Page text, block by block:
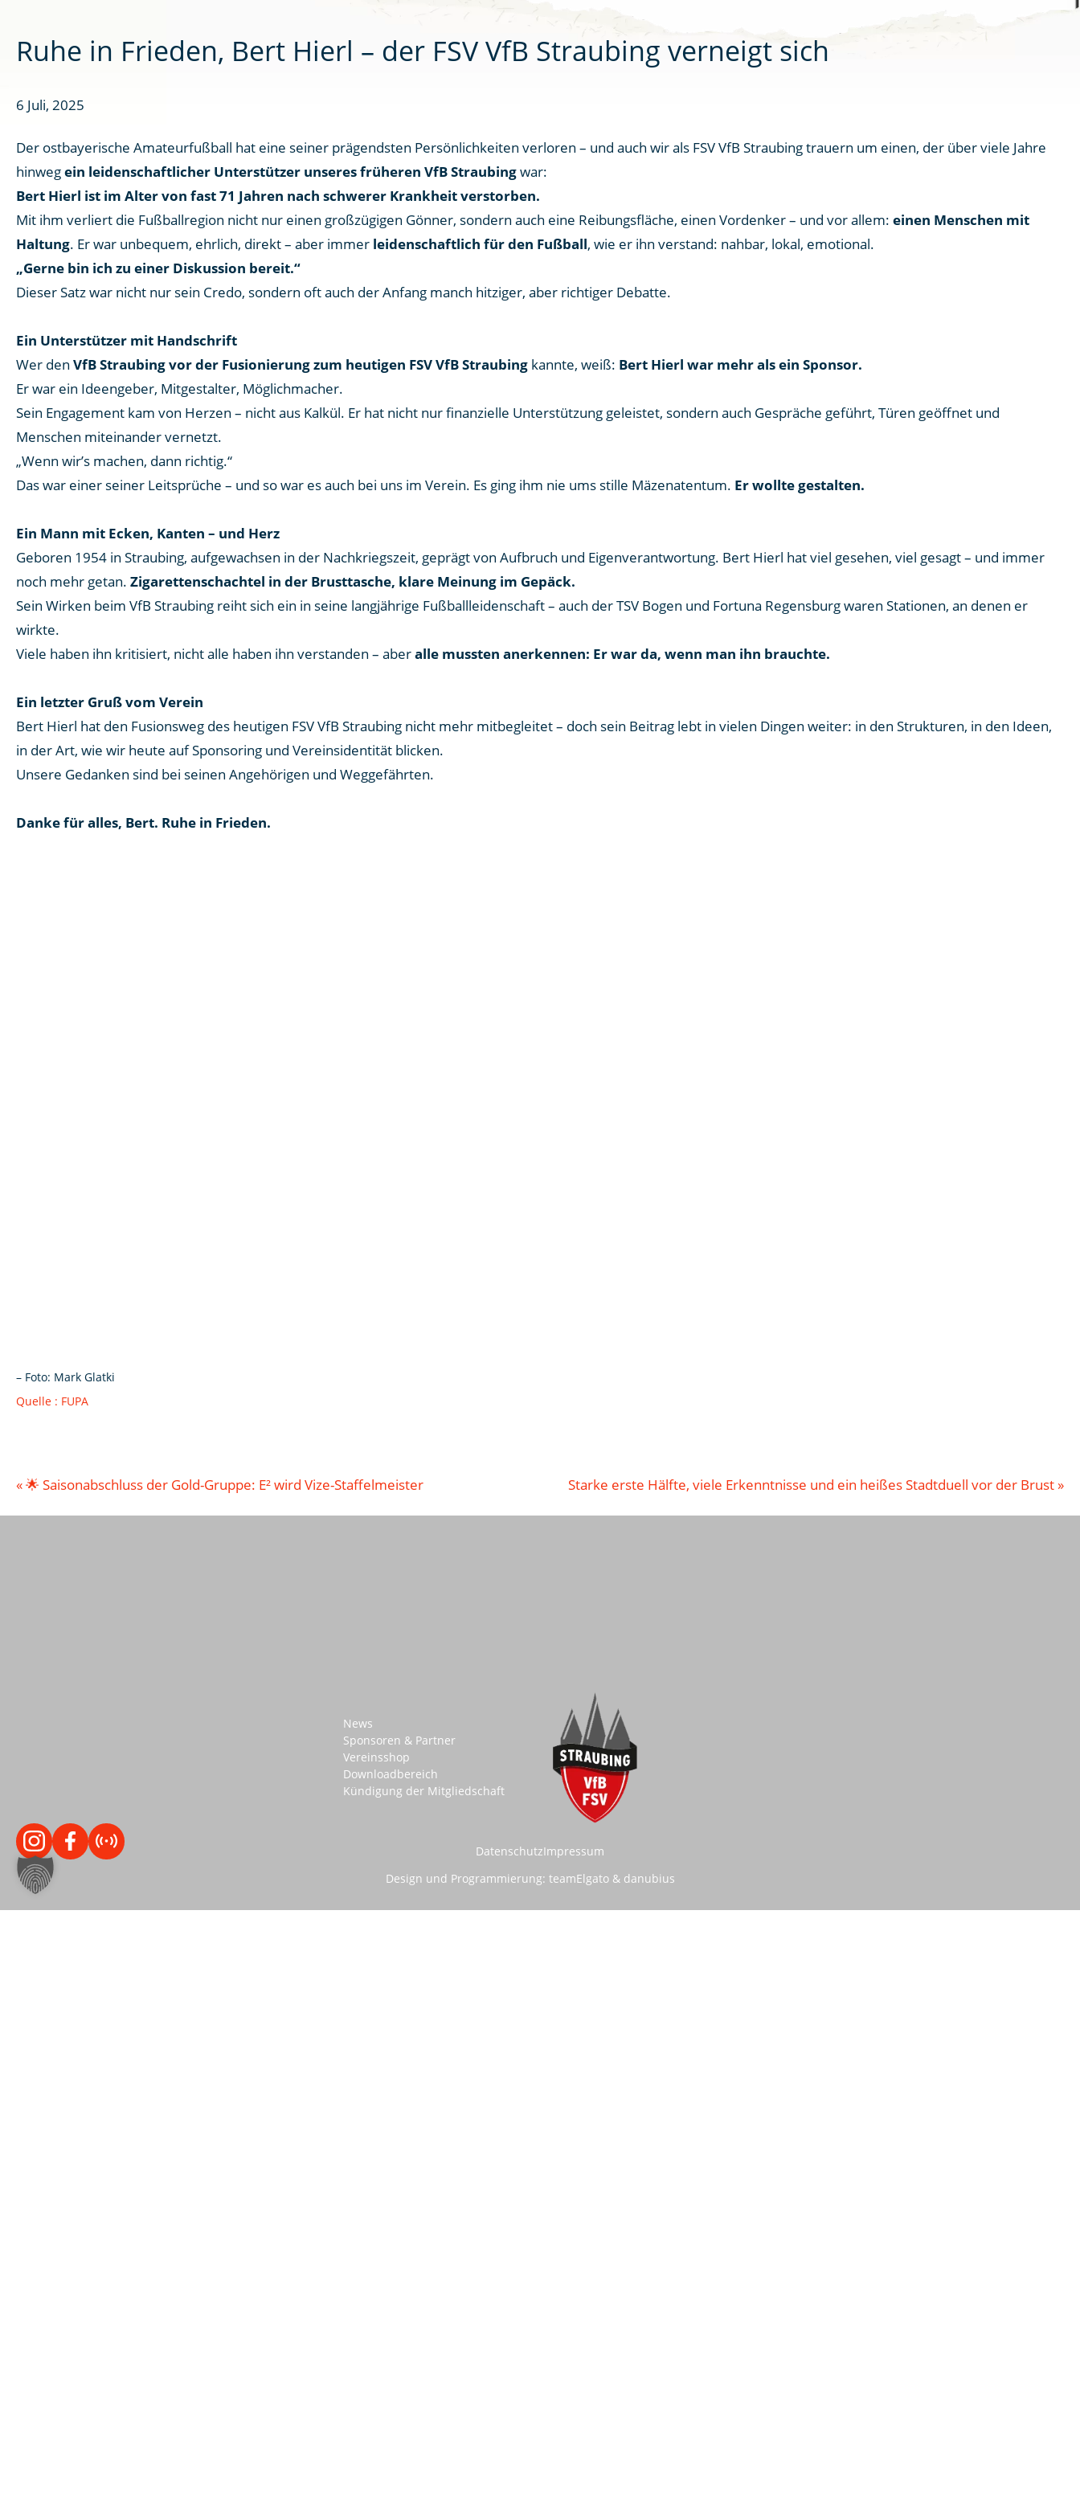
Ruhe in Frieden, Bert Hierl – der FSV VfB Straubing verneigt sich
6 Juli, 2025
Der ostbayerische Amateurfußball hat eine seiner prägendsten Persönlichkeiten verloren – und auch wir als FSV VfB Straubing trauern um einen, der über viele Jahre
hinwegein leidenschaftlicher Unterstützer unseres früheren VfB Straubingwar:
Bert Hierl ist im Alter von fast 71 Jahren nach schwerer Krankheit verstorben.
Mit ihm verliert die Fußballregion nicht nur einen großzügigen Gönner, sondern auch eine Reibungsfläche, einen Vordenker – und vor allem: einen Menschen mit
Haltung. Er war unbequem, ehrlich, direkt – aber immer leidenschaftlich für den Fußball, wie er ihn verstand: nahbar, lokal, emotional.
„Gerne bin ich zu einer Diskussion bereit.“
Dieser Satz war nicht nur sein Credo, sondern oft auch der Anfang manch hitziger, aber richtiger Debatte.
Ein Unterstützer mit Handschrift
Wer den VfB Straubing vor der Fusionierung zum heutigen FSV VfB Straubing kannte, weiß: Bert Hierl war mehr als ein Sponsor.
Er war ein Ideengeber, Mitgestalter, Möglichmacher.
Sein Engagement kam von Herzen – nicht aus Kalkül. Er hat nicht nur finanzielle Unterstützung geleistet, sondern auch Gespräche geführt, Türen geöffnet und
Menschen miteinander vernetzt.
„Wenn wir’s machen, dann richtig.“
Das war einer seiner Leitsprüche – und so war es auch bei uns im Verein. Es ging ihm nie ums stille Mäzenatentum. Er wollte gestalten.
Ein Mann mit Ecken, Kanten – und Herz
Geboren 1954 in Straubing, aufgewachsen in der Nachkriegszeit, geprägt von Aufbruch und Eigenverantwortung. Bert Hierl hat viel gesehen, viel gesagt – und immer
noch mehr getan. Zigarettenschachtel in der Brusttasche, klare Meinung im Gepäck.
Sein Wirken beim VfB Straubing reiht sich ein in seine langjährige Fußballleidenschaft – auch der TSV Bogen und Fortuna Regensburg waren Stationen, an denen er
wirkte.
Viele haben ihn kritisiert, nicht alle haben ihn verstanden – aberalle mussten anerkennen: Er war da, wenn man ihn brauchte.
Ein letzter Gruß vom Verein
Bert Hierl hat den Fusionsweg des heutigen FSV VfB Straubing nicht mehr mitbegleitet – doch sein Beitrag lebt in vielen Dingen weiter: in den Strukturen, in den Ideen,
in der Art, wie wir heute auf Sponsoring und Vereinsidentität blicken.
Unsere Gedanken sind bei seinen Angehörigen und Weggefährten.
Danke für alles, Bert. Ruhe in Frieden.
– Foto: Mark Glatki
Quelle : FUPA
«🌟 Saisonabschluss der Gold-Gruppe: E² wird Vize-Staffelmeister Starke erste Hälfte, viele Erkenntnisse und ein heißes Stadtduell vor der Brust»
News
Sponsoren & Partner
Vereinsshop
Downloadbereich
Kündigung der Mitgliedschaft
DatenschutzImpressum
Design und Programmierung: teamElgato& danubius